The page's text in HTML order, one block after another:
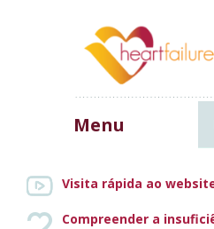
Menu
Visita rápida ao
Compreender a
cardíaca e outras condições